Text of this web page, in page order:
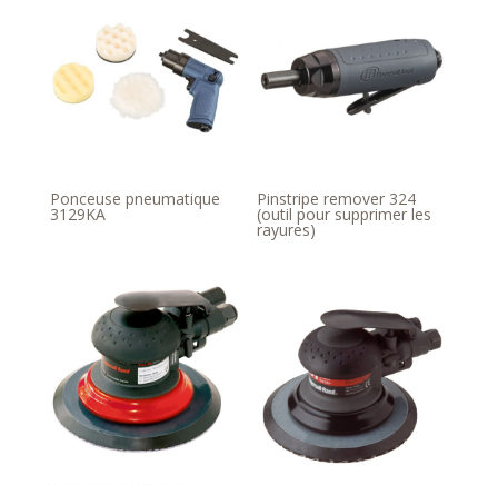
Ponceuse pneumatique
3129KA
Pinstripe remover 324
(outil pour supprimer les
rayures)